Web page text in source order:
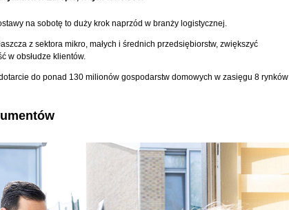
na sobotę to duży krok naprzód w branży logistycznej.
z sektora mikro, małych i średnich przedsiębiorstw, zwiększyć
w obsłudze klientów.
do ponad 130 milionów gospodarstw domowych w zasięgu 8 rynków